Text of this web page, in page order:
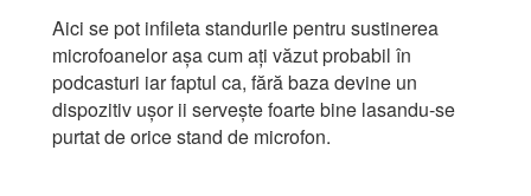
Aici se pot infileta standurile pentru sustinerea
microfoanelor așa cum ați văzut probabil în
podcasturi iar faptul ca, fără baza devine un
dispozitiv ușor ii servește foarte bine lasandu-se
purtat de orice stand de microfon.